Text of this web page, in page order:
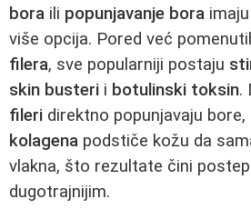
bora ili popunjavanje bora
više opcija. Pored već
filera, sve popularniji postaju
skin busteri i botulinski toksin.
fileri direktno popunjavaju bore,
kolagena podstiče kožu da
vlakna, što rezultate čini
dugotrajnijim.